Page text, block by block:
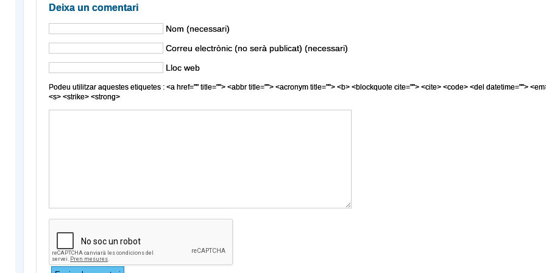
Deixa un comentari
Nom (necessari)
Correu electrònic (no serà publicat) (necessari)
Lloc web
Podeu utilitzar aquestes etiquetes : <a href="" title=""> <abbr title=""> <acronym title=""> <b> <blockquote cite=""> <cite> <code> <del datetime="">
<s> <strike> <strong>